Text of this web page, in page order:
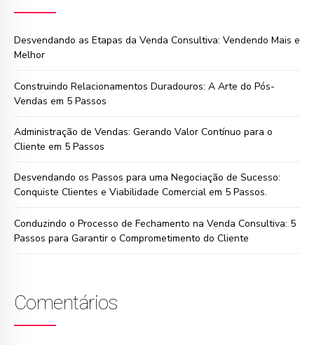
Desvendando as Etapas da Venda Consultiva: Vendendo Mais e
Melhor
Construindo Relacionamentos Duradouros: A Arte do Pós-
Vendas em 5 Passos
Administração de Vendas: Gerando Valor Contínuo para o
Cliente em 5 Passos
Desvendando os Passos para uma Negociação de Sucesso:
Conquiste Clientes e Viabilidade Comercial em 5 Passos.
Conduzindo o Processo de Fechamento na Venda Consultiva: 5
Passos para Garantir o Comprometimento do Cliente
Comentários